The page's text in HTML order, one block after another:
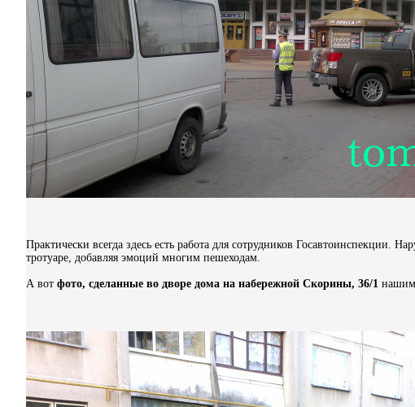
Практически всегда здесь есть работа для сотрудников Госавтоинспекции.
тротуаре, добавляя эмоций многим пешеходам.
А вот фото, сделанные во дворе дома на набережной Скорины, 36/1 нашим